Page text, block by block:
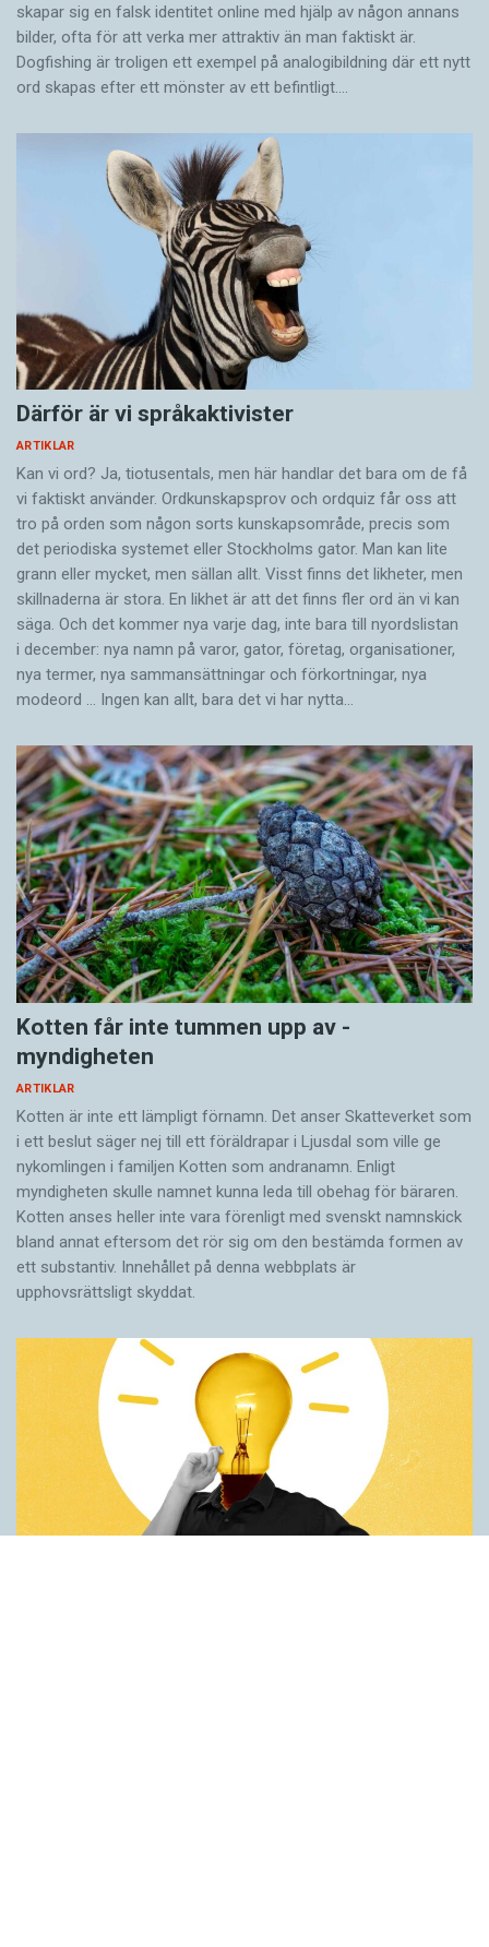
skapar sig en falsk identitet online med hjälp av någon annans
bilder, ofta för att verka mer attraktiv än man faktiskt är.
Dogfishing är troligen ett exempel på analogibildning där ett nytt
ord skapas efter ett mönster av ett befintligt.…
Därför är vi språkaktivister
ARTIKLAR
Kan vi ord? Ja, tiotusentals, men här handlar det bara om de få
vi faktiskt använder. Ordkunskapsprov och ordquiz får oss att
tro på orden som någon sorts kunskapsområde, precis som
det periodiska systemet eller Stockholms gator. Man kan lite
grann eller mycket, men sällan allt. Visst finns det likheter, men
skillnaderna är stora. En likhet är att det finns fler ord än vi kan
säga. Och det kommer nya varje dag, inte bara till nyordslistan
i december: nya namn på varor, gator, företag, organisationer,
nya termer, nya samman­sättningar och förkortningar, nya
modeord … Ingen kan allt, bara det vi har nytta…
Kotten får inte tummen upp av ­
myndigheten
ARTIKLAR
Kotten är inte ett lämpligt förnamn. Det anser Skatte­verket som
i ett beslut säger nej till ett föräldra­par i Ljusdal som ville ge
nykomlingen i familjen Kotten som andranamn. Enligt
myndigheten skulle namnet kunna leda till obehag för bäraren.
Kotten anses heller inte vara förenligt med svenskt namnskick
bland annat eftersom det rör sig om den bestämda formen av
ett substantiv. Innehållet på denna webbplats är
upphovsrättsligt skyddat.